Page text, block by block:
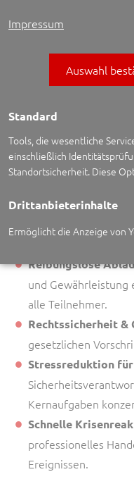
Location und die
DIE CIBORIUS VORTEILE
Mit CIBORIUS
Ihren
Reibungslose
und Gewährleistung
alle Teilnehmer.
Rechtssicherheit &
gesetzlichen
Stressreduktion
Kernaufgaben
Schnelle
professionelles
Ereignissen.
Impressum
Auswahl
Standard
Tools, die wesentliche
einschließlich
Standortsicherheit. Diese
Drittanbieterinhalte
Ermöglicht die Anzeige von